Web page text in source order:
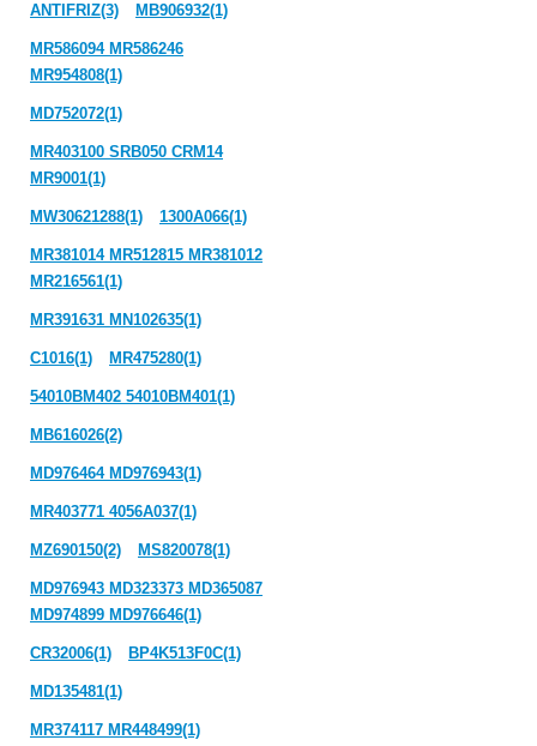
ANTIFRIZ(3) MB906932(1)
MR586094 MR586246
MR954808(1)
MD752072(1)
MR403100 SRB050 CRM14
MR9001(1)
MW30621288(1) 1300A066(1)
MR381014 MR512815 MR381012
MR216561(1)
MR391631 MN102635(1)
C1016(1) MR475280(1)
54010BM402 54010BM401(1)
MB616026(2)
MD976464 MD976943(1)
MR403771 4056A037(1)
MZ690150(2) MS820078(1)
MD976943 MD323373 MD365087
MD974899 MD976646(1)
CR32006(1) BP4K513F0C(1)
MD135481(1)
MR374117 MR448499(1)